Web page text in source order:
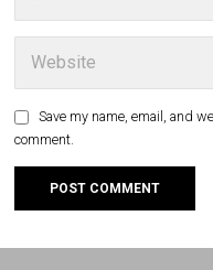
Save my name, email, and
comment.